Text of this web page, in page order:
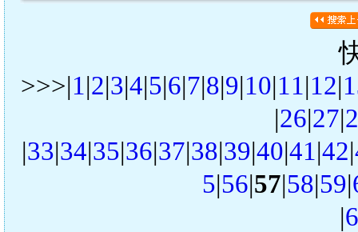
>>>|1|2|3|4|5|6|7|8|9|10|11|12|
|26|27|
|33|34|35|36|37|38|39|40|41|42|
5|56|57|58|59|
|